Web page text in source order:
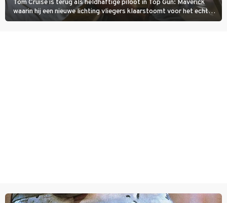
Tom Cruise is terug als heldhaftige piloot in Top Gun: Maverick
waarin hij een nieuwe lichting vliegers klaarstoomt voor het echte
werk.